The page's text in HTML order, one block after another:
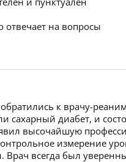
отвечает на вопросы
к врачу-
сахарный диабет, и
высочайшую
измерение
Врач всегда был